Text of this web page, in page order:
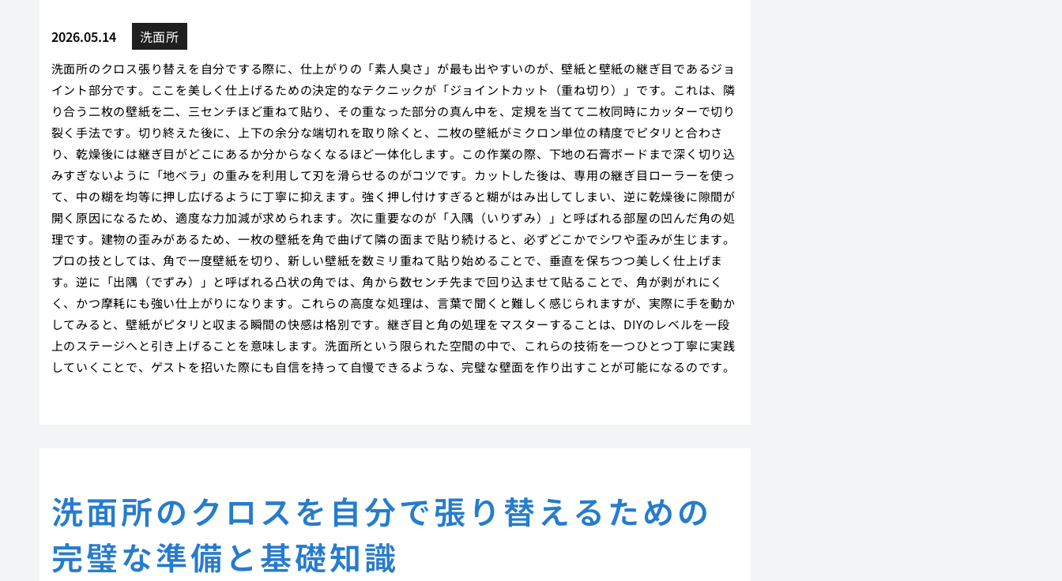
2026.05.14 洗面所
洗面所のクロス張り替えを自分でする際に、仕上がりの「素人臭さ」が最も出やすいのが、壁紙と壁紙の継ぎ目であるジョ
イント部分です。ここを美しく仕上げるための決定的なテクニックが「ジョイントカット（重ね切り）」です。これは、隣
り合う二枚の壁紙を二、三センチほど重ねて貼り、その重なった部分の真ん中を、定規を当てて二枚同時にカッターで切り
裂く手法です。切り終えた後に、上下の余分な端切れを取り除くと、二枚の壁紙がミクロン単位の精度でピタリと合わさ
り、乾燥後には継ぎ目がどこにあるか分からなくなるほど一体化します。この作業の際、下地の石膏ボードまで深く切り込
みすぎないように「地ベラ」の重みを利用して刃を滑らせるのがコツです。カットした後は、専用の継ぎ目ローラーを使っ
て、中の糊を均等に押し広げるように丁寧に抑えます。強く押し付けすぎると糊がはみ出してしまい、逆に乾燥後に隙間が
開く原因になるため、適度な力加減が求められます。次に重要なのが「入隅（いりずみ）」と呼ばれる部屋の凹んだ角の処
理です。建物の歪みがあるため、一枚の壁紙を角で曲げて隣の面まで貼り続けると、必ずどこかでシワや歪みが生じます。
プロの技としては、角で一度壁紙を切り、新しい壁紙を数ミリ重ねて貼り始めることで、垂直を保ちつつ美しく仕上げま
す。逆に「出隅（でずみ）」と呼ばれる凸状の角では、角から数センチ先まで回り込ませて貼ることで、角が剥がれにく
く、かつ摩耗にも強い仕上がりになります。これらの高度な処理は、言葉で聞くと難しく感じられますが、実際に手を動か
してみると、壁紙がピタリと収まる瞬間の快感は格別です。継ぎ目と角の処理をマスターすることは、DIYのレベルを一段
上のステージへと引き上げることを意味します。洗面所という限られた空間の中で、これらの技術を一つひとつ丁寧に実践
していくことで、ゲストを招いた際にも自信を持って自慢できるような、完璧な壁面を作り出すことが可能になるのです。
洗面所のクロスを自分で張り替えるための
完璧な準備と基礎知識